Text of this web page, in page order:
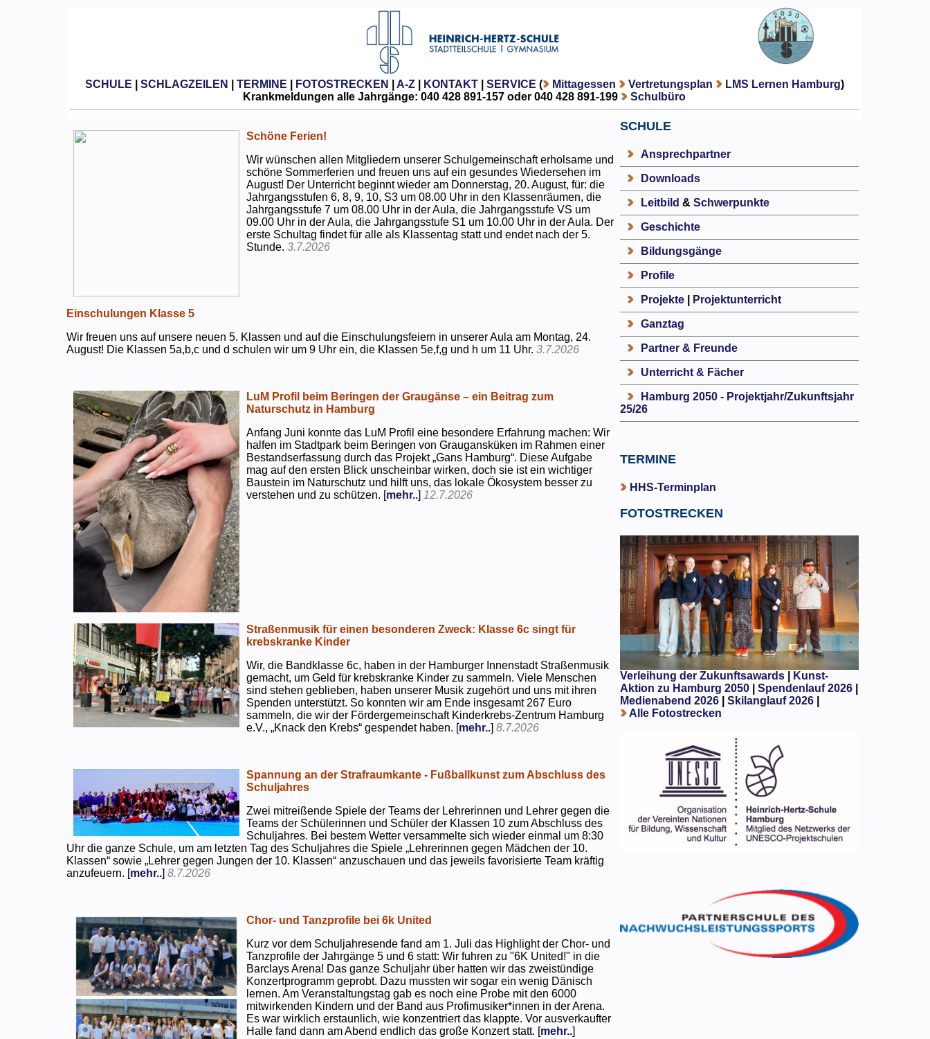
SCHULE SCHLAGZEILEN TERMINE FOTOSTRECKEN A-Z| KONTAKT| SERVICE ( Mittagessen Vertretungsplan LMS Lernen Hamburg)
Krankmeldungen alle Jahrgänge: 040 428 891-157 oder 040 428 891-199
Schulbüro
Schöne Ferien!
Wir wünschen allen Mitgliedern unserer Schulgemeinschaft erholsame und
schöne Sommerferien und freuen uns auf ein gesundes Wiedersehen im
August! Der Unterricht beginnt wieder am Donnerstag, 20. August, für: die
Jahrgangsstufen 6, 8, 9, 10, S3 um 08.00 Uhr in den Klassenräumen, die
Jahrgangsstufe 7 um 08.00 Uhr in der Aula, die Jahrgangsstufe VS um
09.00 Uhr in der Aula, die Jahrgangsstufe S1 um 10.00 Uhr in der Aula. Der
erste Schultag findet für alle als Klassentag statt und endet nach der 5.
Stunde.3.7.2026
Einschulungen Klasse 5
Wir freuen uns auf unsere neuen 5. Klassen und auf die Einschulungsfeiern in unserer Aula am Montag, 24.
August! Die Klassen 5a,b,c und d schulen wir um 9 Uhr ein, die Klassen 5e,f,g und h um 11 Uhr.3.7.2026
LuM Profil beim Beringen der Graugänse – ein Beitrag zum
Naturschutz in Hamburg
Anfang Juni konnte das LuM Profil eine besondere Erfahrung machen: Wir
halfen im Stadtpark beim Beringen von Graugansküken im Rahmen einer
Bestandserfassung durch das Projekt „Gans Hamburg“. Diese Aufgabe
mag auf den ersten Blick unscheinbar wirken, doch sie ist ein wichtiger
Baustein im Naturschutz und hilft uns, das lokale Ökosystem besser zu
verstehen und zu schützen. [mehr..] 12.7.2026
Straßenmusik für einen besonderen Zweck: Klasse 6c singt für
krebskranke Kinder
Wir, die Bandklasse 6c, haben in der Hamburger Innenstadt Straßenmusik
gemacht, um Geld für krebskranke Kinder zu sammeln. Viele Menschen
sind stehen geblieben, haben unserer Musik zugehört und uns mit ihren
Spenden unterstützt. So konnten wir am Ende insgesamt 267 Euro
sammeln, die wir der Fördergemeinschaft Kinderkrebs-Zentrum Hamburg
e.V., „Knack den Krebs“ gespendet haben. [mehr..]8.7.2026
Spannung an der Strafraumkante - Fußballkunst zum Abschluss des
Schuljahres
Zwei mitreißende Spiele der Teams der Lehrerinnen und Lehrer gegen die
Teams der Schülerinnen und Schüler der Klassen 10 zum Abschluss des
Schuljahres. Bei bestem Wetter versammelte sich wieder einmal um 8:30
Uhr die ganze Schule, um am letzten Tag des Schuljahres die Spiele „Lehrerinnen gegen Mädchen der 10.
Klassen“ sowie „Lehrer gegen Jungen der 10. Klassen“ anzuschauen und das jeweils favorisierte Team kräftig
anzufeuern. [mehr..]8.7.2026
Chor- und Tanzprofile bei 6k United
Kurz vor dem Schuljahresende fand am 1. Juli das Highlight der Chor- und
Tanzprofile der Jahrgänge 5 und 6 statt: Wir fuhren zu "6K United!" in die
Barclays Arena! Das ganze Schuljahr über hatten wir das zweistündige
Konzertprogramm geprobt. Dazu mussten wir sogar ein wenig Dänisch
lernen. Am Veranstaltungstag gab es noch eine Probe mit den 6000
mitwirkenden Kindern und der Band aus Profimusiker*innen in der Arena.
Es war wirklich erstaunlich, wie konzentriert das klappte. Vor ausverkaufter
Halle fand dann am Abend endlich das große Konzert statt. [mehr..]
SCHULE
Ansprechpartner
Downloads
Leitbild & Schwerpunkte
Geschichte
Bildungsgänge
Profile
Projekte| Projektunterricht
Ganztag
Partner & Freunde
Unterricht & Fächer
Hamburg 2050 - Projektjahr/Zukunftsjahr
25/26
TERMINE
HHS-Terminplan
FOTOSTRECKEN
Verleihung der Zukunftsawards|
Kunst-
Aktion zu Hamburg 2050
Spendenlauf 2026|
Medienabend 2026| Skilanglauf 2026|
Alle Fotostrecken